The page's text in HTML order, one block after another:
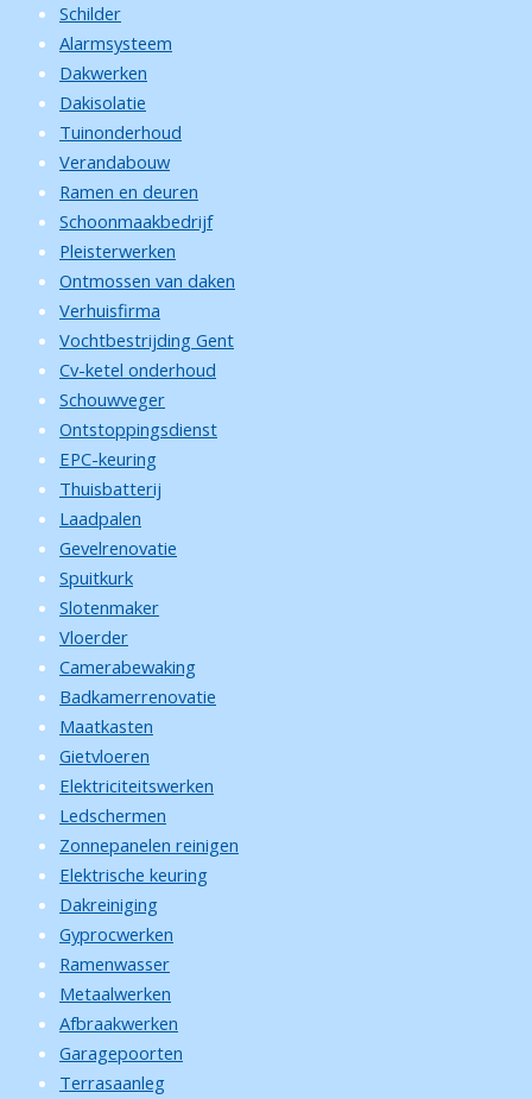
Schilder
Alarmsysteem
Dakwerken
Dakisolatie
Tuinonderhoud
Verandabouw
Ramen en deuren
Schoonmaakbedrijf
Pleisterwerken
Ontmossen van daken
Verhuisfirma
Vochtbestrijding Gent
Cv-ketel onderhoud
Schouwveger
Ontstoppingsdienst
EPC-keuring
Thuisbatterij
Laadpalen
Gevelrenovatie
Spuitkurk
Slotenmaker
Vloerder
Camerabewaking
Badkamerrenovatie
Maatkasten
Gietvloeren
Elektriciteitswerken
Ledschermen
Zonnepanelen reinigen
Elektrische keuring
Dakreiniging
Gyprocwerken
Ramenwasser
Metaalwerken
Afbraakwerken
Garagepoorten
Terrasaanleg